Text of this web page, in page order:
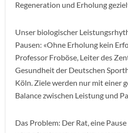
Regeneration und Erholung
Unser biologischer
Pausen: «Ohne Erholung kein
Professor Froböse, Leiter des
Gesundheit der Deutschen
Köln. Ziele werden nur mit einer
Balance zwischen Leistung und
Das Problem: Der Rat, eine